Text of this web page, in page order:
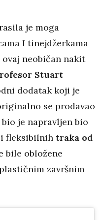
je moga
I tinejdžerkama
neobičan nakit
Stuart
dodatak koji je
se prodavao
bio je napravljen bio
fleksibilnih traka od
bile obložene
završnim